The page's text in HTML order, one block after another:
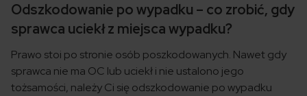
Odszkodowanie po wypadku – co zrobić, gdy
sprawca uciekł z miejsca wypadku?
Prawo stoi po stronie osób poszkodowanych. Nawet gdy
sprawca nie ma OC lub uciekł i nie ustalono jego
tożsamości, należy Ci się odszkodowanie po wypadku